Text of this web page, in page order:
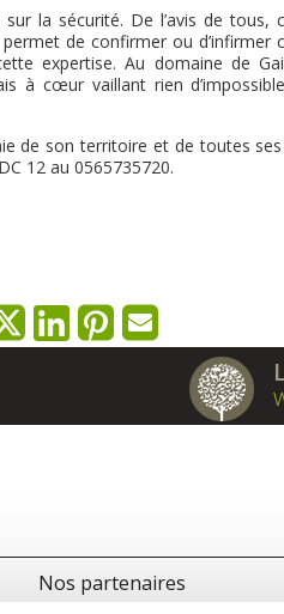
la sécurité. De l’avis de tous,
de confirmer ou d’infirmer
expertise. Au domaine de
à cœur vaillant rien
de son territoire et de toutes
12 au 0565735720.
Nos partenaires